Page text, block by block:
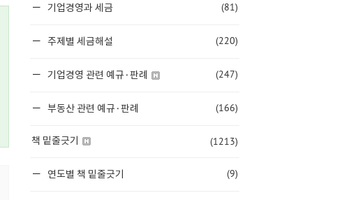
기업경영과 세금 (81)
주제별 세금해설 (220)
기업경영 관련 예규·판례 (247)
부동산 관련 예규·판례 (166)
책 밑줄긋기 (1213)
연도별 책 밑줄긋기 (9)